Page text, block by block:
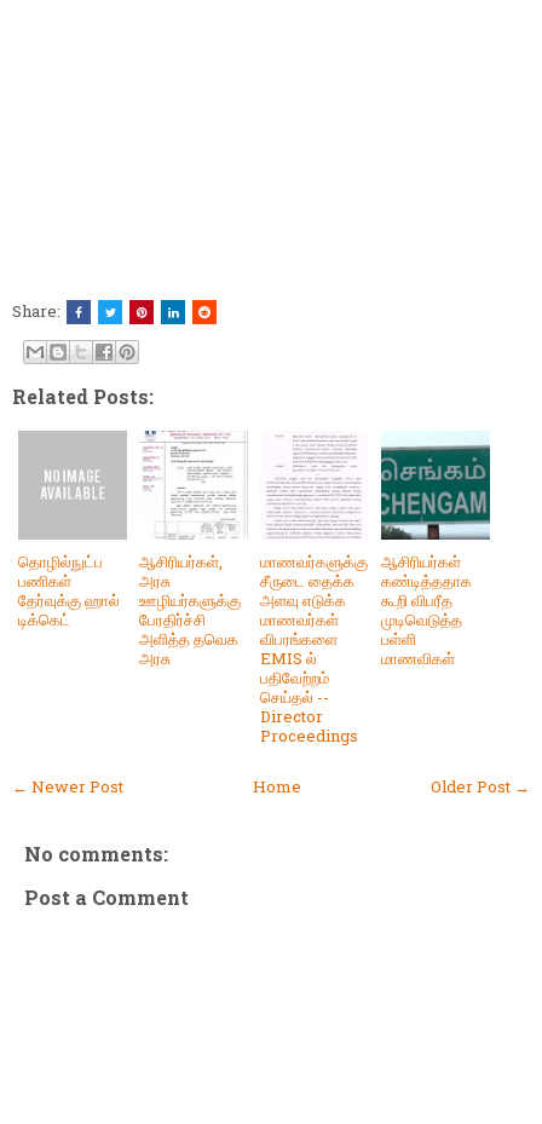
Share:
Related Posts:
தொழில்நுட்ப
பணிகள்
தேர்வுக்கு ஹால் ​
டிக்கெட்
ஆசிரியர்கள்,
அரசு
ஊழியர்களுக்கு
பேரதிர்ச்சி
அளித்த தவெக
அரசு
மாணவர்களுக்கு
சீருடை தைக்க
அளவு எடுக்க
மாணவர்கள்
விபரங்களை
EMIS ல்
பதிவேற்றம்
செய்தல் --
Director
Proceedings
ஆசிரியர்கள்
கண்டித்ததாக
கூறி விபரீத
முடிவெடுத்த
பள்ளி
மாணவிகள்
← Newer Post Older Post →
Home
No comments:
Post a Comment